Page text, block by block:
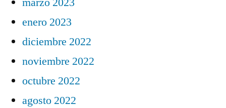
enero 2023
diciembre 2022
noviembre 2022
octubre 2022
agosto 2022